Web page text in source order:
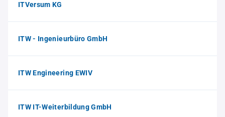
ITVersum KG
ITW - Ingenieurbüro GmbH
ITW Engineering EWIV
ITW IT-Weiterbildung GmbH